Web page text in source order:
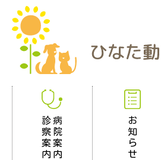
診
察
案
内
病
院
案
内
お
知
ら
せ